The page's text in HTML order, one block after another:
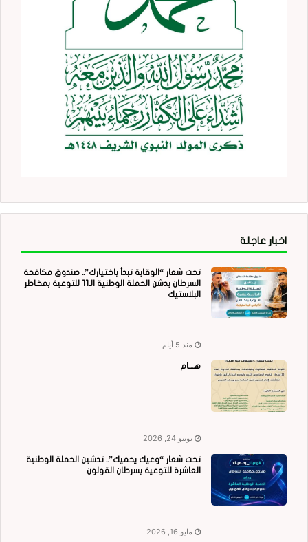
اخبار عاجلة
تحت شعار “الوقاية تبدأ باختيارك”.. صندوق مكافحة
السرطان يدشن الحملة الوطنية الـ11 للتوعية بمخاطر
البلاستيك
منذ 5 أيام
هــــام
يونيو 24, 2026
تحت شعار “وعيك يحميك”.. تدشين الحملة الوطنية
العاشرة للتوعية بسرطان القولون
مايو 16, 2026